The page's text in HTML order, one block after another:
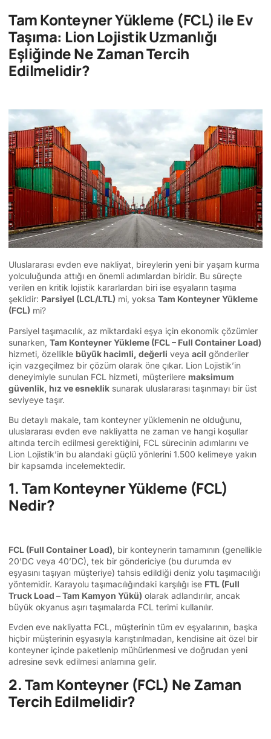
Tam Konteyner Yükleme (FCL) ile Ev
Taşıma: Lion Lojistik Uzmanlığı
Eşliğinde Ne Zaman Tercih
Edilmelidir?
Uluslararası evden eve nakliyat, bireylerin yeni bir yaşam kurma
yolculuğunda attığı en önemli adımlardan biridir. Bu süreçte
verilen en kritik lojistik kararlardan biri ise eşyaların taşıma
şeklidir: Parsiyel (LCL/LTL) mi, yoksa Tam Konteyner Yükleme
(FCL) mi?
Parsiyel taşımacılık, az miktardaki eşya için ekonomik çözümler
sunarken, Tam Konteyner Yükleme (FCL – Full Container Load)
hizmeti, özellikle büyük hacimli, değerli veya acil gönderiler
için vazgeçilmez bir çözüm olarak öne çıkar. Lion Lojistik’in
deneyimiyle sunulan FCL hizmeti, müşterilere maksimum
güvenlik, hız ve esneklik sunarak uluslararası taşınmayı bir üst
seviyeye taşır.
Bu detaylı makale, tam konteyner yüklemenin ne olduğunu,
uluslararası evden eve nakliyatta ne zaman ve hangi koşullar
altında tercih edilmesi gerektiğini, FCL sürecinin adımlarını ve
Lion Lojistik’in bu alandaki güçlü yönlerini 1.500 kelimeye yakın
bir kapsamda incelemektedir.
1. Tam Konteyner Yükleme (FCL)
Nedir?
FCL (Full Container Load), bir konteynerin tamamının (genellikle
20’DC veya 40’DC), tek bir göndericiye (bu durumda ev
eşyasını taşıyan müşteriye) tahsis edildiği deniz yolu taşımacılığı
yöntemidir. Karayolu taşımacılığındaki karşılığı ise FTL (Full
Truck Load – Tam Kamyon Yükü) olarak adlandırılır, ancak
büyük okyanus aşırı taşımalarda FCL terimi kullanılır.
Evden eve nakliyatta FCL, müşterinin tüm ev eşyalarının, başka
hiçbir müşterinin eşyasıyla karıştırılmadan, kendisine ait özel bir
konteyner içinde paketlenip mühürlenmesi ve doğrudan yeni
adresine sevk edilmesi anlamına gelir.
2. Tam Konteyner (FCL) Ne Zaman
Tercih Edilmelidir?